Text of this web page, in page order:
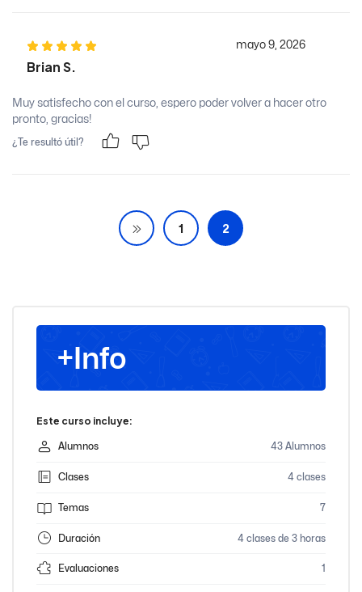
Brian S.
mayo 9, 2026
Muy satisfecho con el curso, espero poder volver a hacer otro
pronto, gracias!
¿Te resultó útil?
1 2
+Info
Este curso incluye:
Alumnos 43 Alumnos
Clases 4 clases
Temas 7
Duración 4 clases de 3 horas
Evaluaciones 1